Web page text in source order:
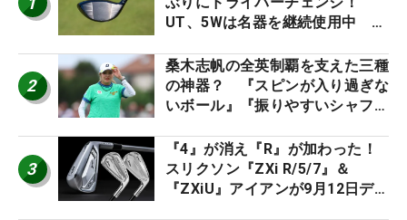
UT、5Wは名器を継続使用中 #
2
桑木志帆の全英制覇を支えた三種
の神器？ 『スピンが入り過ぎな
いボール』『振りやすいシャフ
ー』 #女子プロセッティング
3
『4』が消え『R』が加わった！
スリクソン『ZXi R/5/7』＆
『ZXiU』アイアンが9月12日デ